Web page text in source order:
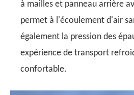
à mailles et panneau arrière
permet à l'écoulement d'air
également la pression des
expérience de transport
confortable.